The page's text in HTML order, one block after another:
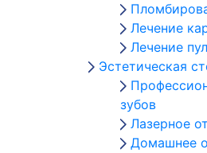
Лечение
Лечение
Эстетическая
зубов
Лазерное
Домашнее